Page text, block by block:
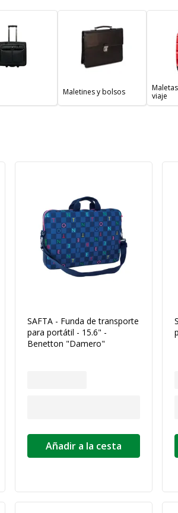
Maletines y bolsos
viaje
SAFTA - Funda de transporte
para portátil - 15.6" -
Benetton "Damero"
Añadir a la cesta